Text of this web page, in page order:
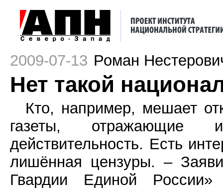
2009-07-13 Роман
Нет такой
Кто, например, мешает
газеты,
действительность. Есть
лишённая цензуры. –
Гвардии Единой